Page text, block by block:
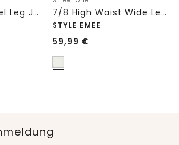
High Waist Barrel Leg Jeans im Loose Fit 7/8 High Waist Wide Leg Jeans im Loose Fit
STYLE EMEE
59,99 €